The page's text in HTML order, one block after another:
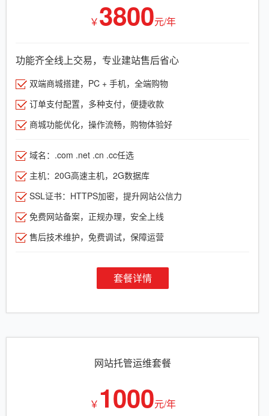
￥3800元/年
功能齐全线上交易，专业建站售后省心
双端商城搭建，PC + 手机，全端购物
订单支付配置，多种支付，便捷收款
商城功能优化，操作流畅，购物体验好
域名：.com .net .cn .cc任选
主机：20G高速主机，2G数据库
SSL证书：HTTPS加密，提升网站公信力
免费网站备案，正规办理，安全上线
售后技术维护，免费调试，保障运营
套餐详情
网站托管运维套餐
￥ 1000元/年